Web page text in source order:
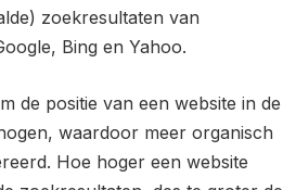
zoekresultaten van
Bing en Yahoo.
de positie van een website in de
waardoor meer organisch
Hoe hoger een website